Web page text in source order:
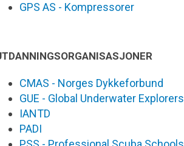
GPS AS - Kompressorer
CMAS - Norges Dykkeforbund
GUE - Global Underwater Explorers
IANTD
PADI